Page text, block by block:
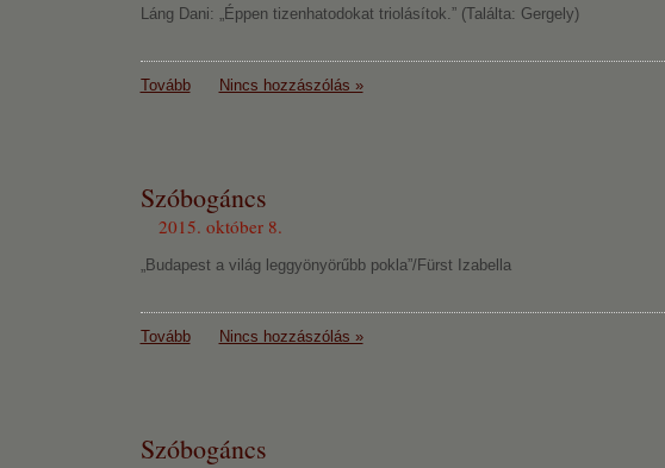
Láng Dani: „Éppen tizenhatodokat triolásítok.” (Találta: Gergely)
Tovább Nincs hozzászólás »
Szóbogáncs
2015. október 8.
„Budapest a világ leggyönyörűbb pokla”/Fürst Izabella
Tovább Nincs hozzászólás »
Szóbogáncs